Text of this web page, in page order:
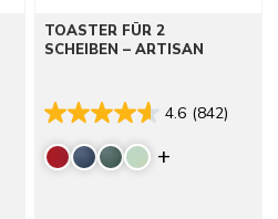
TOASTER FÜR 2
SCHEIBEN – ARTISAN
4.6 (842)
Display